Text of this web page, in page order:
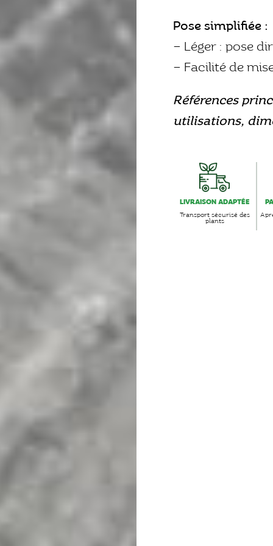
Pose simplifiée :
– Léger : pose
– Facilité de
Références
utilisations,
LIVRAISON ADAPTÉE
Transport sécurisé des
plants